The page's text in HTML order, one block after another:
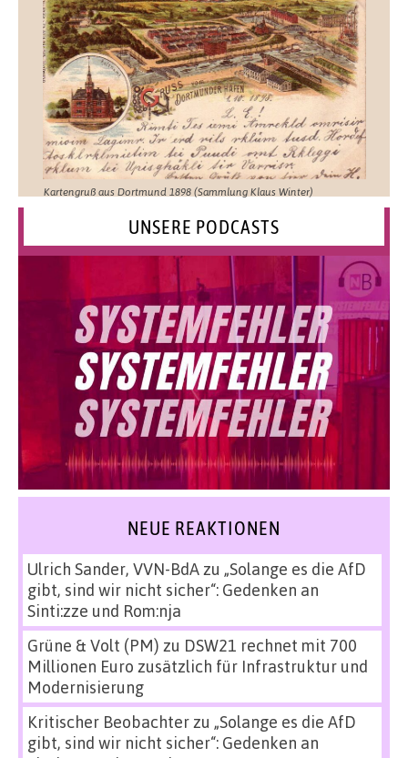
Kartengruß aus Dortmund 1898 (Sammlung Klaus Winter)
UNSERE PODCASTS
NEUE REAKTIONEN
Ulrich Sander, VVN-BdAzu „Solange es die AfD
gibt, sind wir nicht sicher“: Gedenken an
Sinti:zze und Rom:nja
Grüne & Volt (PM) zu DSW21 rechnet mit 700
Millionen Euro zusätzlich für Infrastruktur und
Modernisierung
Kritischer Beobachterzu „Solange es die AfD
gibt, sind wir nicht sicher“: Gedenken an